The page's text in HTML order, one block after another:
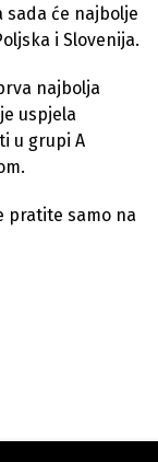
sada će najbolje
i Slovenija.
najbolja
uspjela
u grupi A
pratite samo na